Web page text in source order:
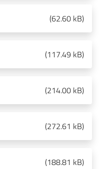
(62.60 kB)
(117.49 kB)
(214.00 kB)
(272.61 kB)
(188.81 kB)